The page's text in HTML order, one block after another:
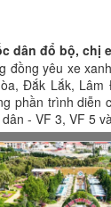
dân đổ bộ, chị
đồng yêu xe
Đắk Lắk,
phần trình diễn
- VF 3, VF 5